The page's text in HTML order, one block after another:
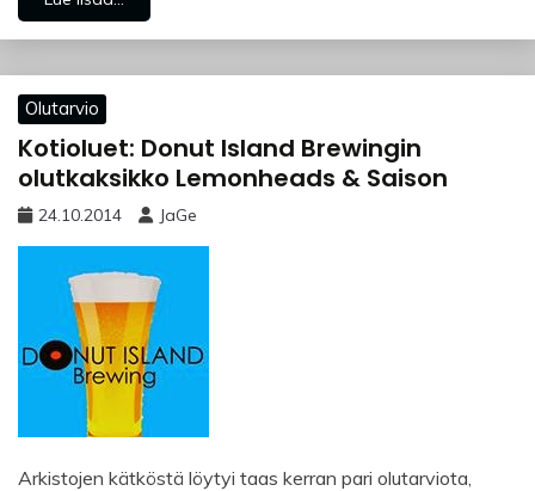
Olutarvio
Kotioluet: Donut Island Brewingin
olutkaksikko Lemonheads & Saison
24.10.2014 JaGe
Arkistojen kätköstä löytyi taas kerran pari olutarviota,